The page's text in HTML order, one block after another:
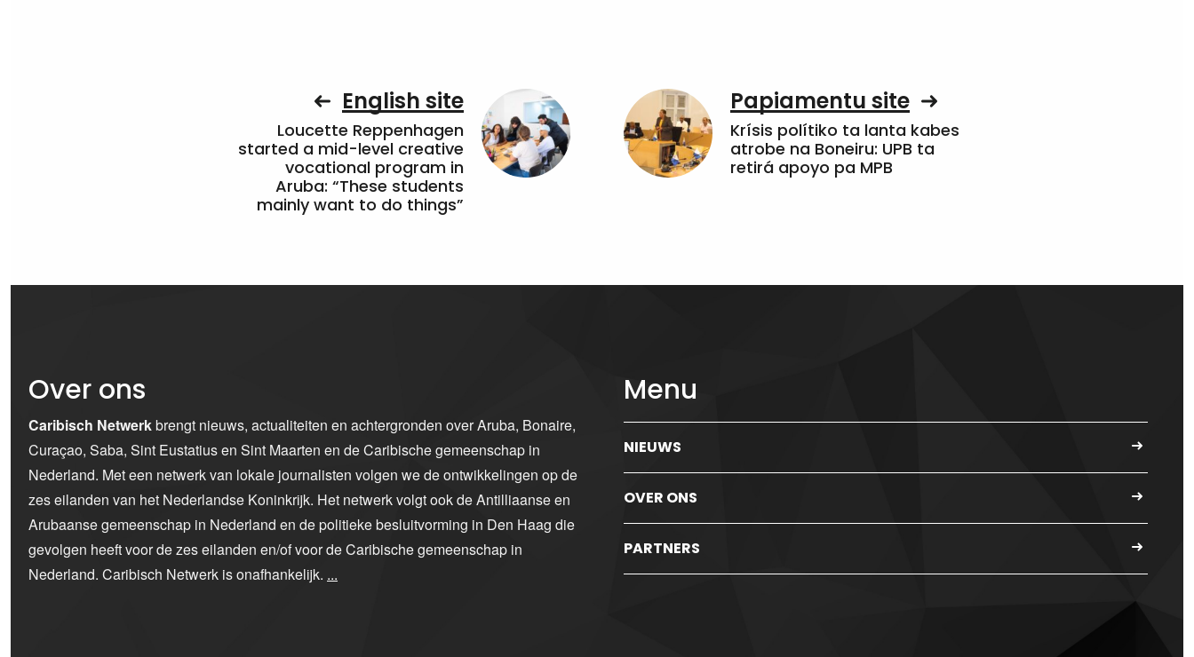
English site
Loucette Reppenhagen
started a mid-level creative
vocational program in
Aruba: “These students
mainly want to do things”
Papiamentu site
Krísis polítiko ta lanta kabes
atrobe na Boneiru: UPB ta
retirá apoyo pa MPB
Over ons
Caribisch Netwerkbrengt nieuws, actualiteiten en achtergronden over Aruba, Bonaire,
Curaçao, Saba, Sint Eustatius en Sint Maarten en de Caribische gemeenschap in
Nederland. Met een netwerk van lokale journalisten volgen we de ontwikkelingen op de
zes eilanden van het Nederlandse Koninkrijk. Het netwerk volgt ook de Antilliaanse en
Arubaanse gemeenschap in Nederland en de politieke besluitvorming in Den Haag die
gevolgen heeft voor de zes eilanden en/of voor de Caribische gemeenschap in
Nederland. Caribisch Netwerk is onafhankelijk. ...
Menu
NIEUWS
OVER ONS
PARTNERS